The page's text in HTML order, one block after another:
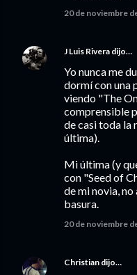
20 de noviembre
J Luis Rivera dijo…
Yo nunca me
dormí con una
viendo "The
comprensible
de casi toda la
última).
Mi última (y
con "Seed of
de mi novia,
basura.
20 de noviembre
Christian dijo…